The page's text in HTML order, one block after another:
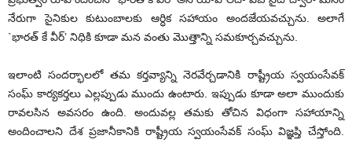
నేరుగా సైనికుల కుటుంబాలకు ఆర్ధిక సహాయం అందజేయవచ్చును. అలాగే
`భారత్ కే వీర్’ నిధికి కూడా మన వంతు మొత్తాన్ని సమకూర్చవచ్చును.
ఇలాంటి సందర్భాలలో తమ కర్తవ్యాన్ని నెరవేర్చడానికి రాష్ట్రీయ స్వయంసేవక్
సంఘ్ కార్యకర్తలు ఎల్లప్పుడు ముందు ఉంటారు. ఇప్పుడు కూడా అలా ముందుకు
రావలసిన అవసరం ఉంది. అందువల్ల తమకు తోచిన విధంగా సహాయాన్ని
అందించాలని దేశ ప్రజానీకానికి రాష్ట్రీయ స్వయంసేవక్ సంఘ్ విజ్ఞప్తి చేస్తోంది.